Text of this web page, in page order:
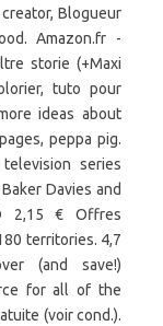
Blogueur
Amazon.fr -
storie (+Maxi
tuto pour
ideas about
peppa pig.
series
Davies and
2,15 € Offres
territories. 4,7
(and save!)
for all of the
(voir cond.).